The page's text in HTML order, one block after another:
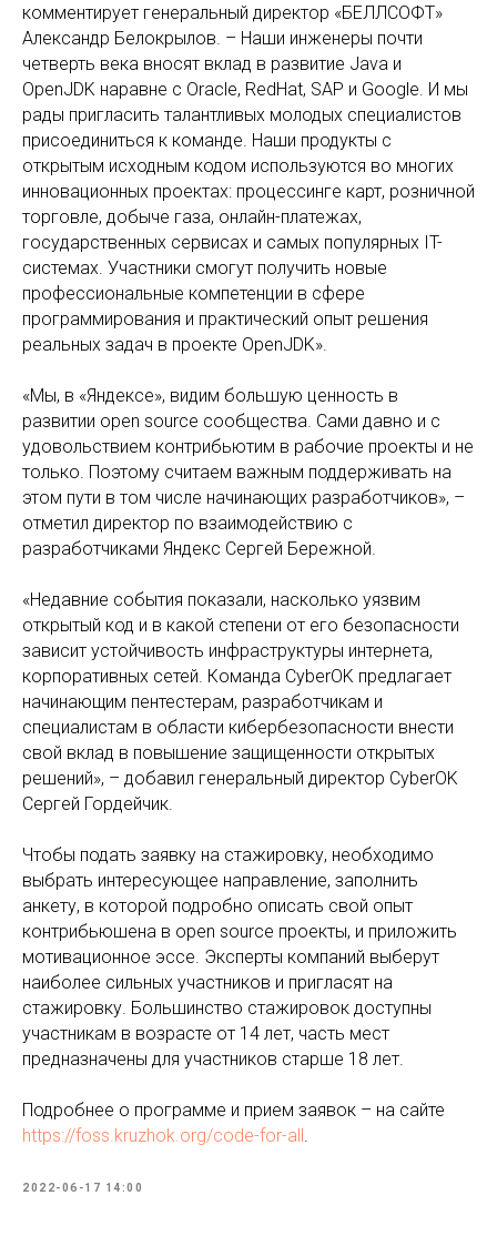
комментирует генеральный директор «БЕЛЛСОФТ»
Александр Белокрылов. – Наши инженеры почти
четверть века вносят вклад в развитие Java и
OpenJDK наравне с Oracle, RedHat, SAP и Google. И мы
рады пригласить талантливых молодых специалистов
присоединиться к команде. Наши продукты с
открытым исходным кодом используются во многих
инновационных проектах: процессинге карт, розничной
торговле, добыче газа, онлайн-платежах,
государственных сервисах и самых популярных IT-
системах. Участники смогут получить новые
профессиональные компетенции в сфере
программирования и практический опыт решения
реальных задач в проекте OpenJDK».
«Мы, в «Яндексе», видим большую ценность в
развитии open source сообщества. Сами давно и с
удовольствием контрибьютим в рабочие проекты и не
только. Поэтому считаем важным поддерживать на
этом пути в том числе начинающих разработчиков», –
отметил директор по взаимодействию с
разработчиками Яндекс Сергей Бережной.
«Недавние события показали, насколько уязвим
открытый код и в какой степени от его безопасности
зависит устойчивость инфраструктуры интернета,
корпоративных сетей. Команда CyberOK предлагает
начинающим пентестерам, разработчикам и
специалистам в области кибербезопасности внести
свой вклад в повышение защищенности открытых
решений», – добавил генеральный директор CyberOK
Сергей Гордейчик.
Чтобы подать заявку на стажировку, необходимо
выбрать интересующее направление, заполнить
анкету, в которой подробно описать свой опыт
контрибьюшена в open source проекты, и приложить
мотивационное эссе. Эксперты компаний выберут
наиболее сильных участников и пригласят на
стажировку. Большинство стажировок доступны
участникам в возрасте от 14 лет, часть мест
предназначены для участников старше 18 лет.
Подробнее о программе и прием заявок – на сайте
https://foss.kruzhok.org/code-for-all.
2022-06-17 14:00